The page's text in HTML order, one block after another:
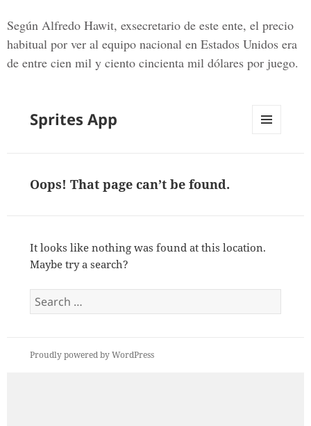
Según Alfredo Hawit, exsecretario de este ente, el precio
habitual por ver al equipo nacional en Estados Unidos era
de entre cien mil y ciento cincienta mil dólares por juego.